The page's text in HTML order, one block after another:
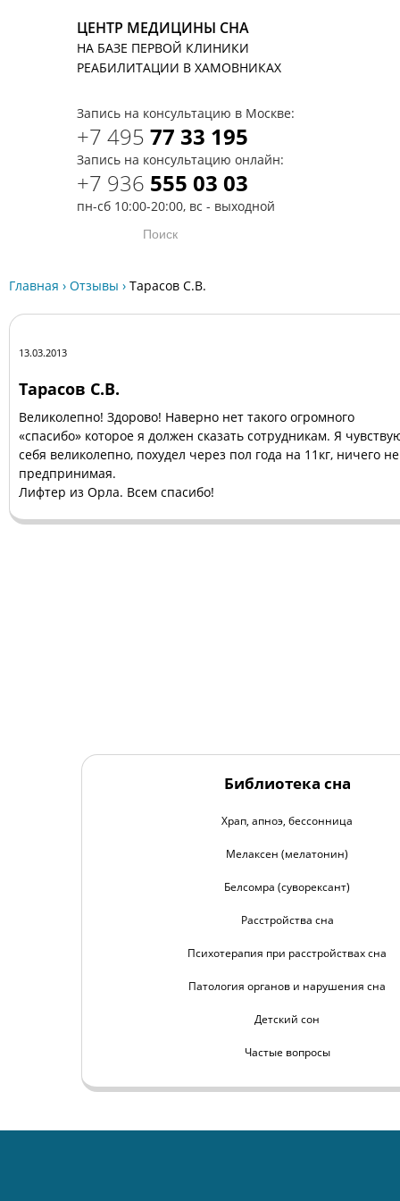
ЦЕНТР МЕДИЦИНЫ СНА
НА БАЗЕ ПЕРВОЙ КЛИНИКИ
РЕАБИЛИТАЦИИ В ХАМОВНИКАХ
Запись на консультацию в Москве:
+7 495 77 33 195
Запись на консультацию онлайн:
+7 936 555 03 03
пн-сб 10:00-20:00, вс - выходной
Главная › Отзывы › Тарасов С.В.
13.03.2013
Тарасов С.В.
Великолепно! Здорово! Наверно нет такого огромного
«спасибо» которое я должен сказать сотрудникам. Я
себя великолепно, похудел через пол года на 11кг, ничего не
предпринимая.
Лифтер из Орла. Всем спасибо!
Библиотека сна
Храп, апноэ, бессонница
Мелаксен (мелатонин)
Белсомра (суворексант)
Расстройства сна
Психотерапия при расстройствах сна
Патология органов и нарушения сна
Детский сон
Частые вопросы